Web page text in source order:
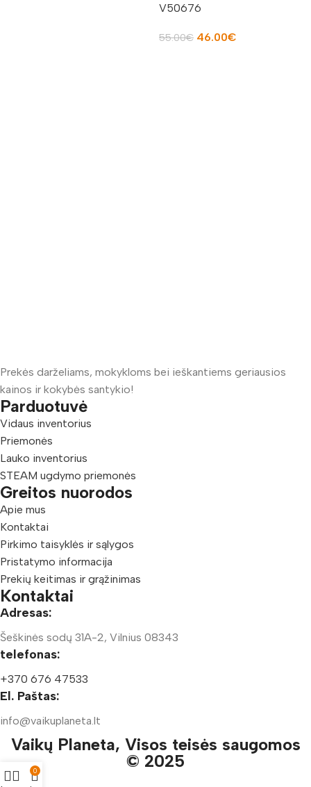
V50676
55.00€ 46.00€
Prekės darželiams, mokykloms bei ieškantiems geriausios
kainos ir kokybės santykio!
Parduotuvė
Vidaus inventorius
Priemonės
Lauko inventorius
STEAM ugdymo priemonės
Greitos nuorodos
Apie mus
Kontaktai
Pirkimo taisyklės ir sąlygos
Pristatymo informacija
Prekių keitimas ir grąžinimas
Kontaktai
Adresas:
Šeškinės sodų 31A-2, Vilnius 08343
telefonas:
+370 676 47533
El. Paštas:
info@vaikuplaneta.lt
Vaikų Planeta, Visos teisės saugomos
© 2025
0